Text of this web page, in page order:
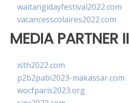
waitangidayfestival2022.com
vacancesscolaires2022.com
MEDIA PARTNER II
isth2022.com
p2b2pabi2023-makassar.com
wocfparis2023.org